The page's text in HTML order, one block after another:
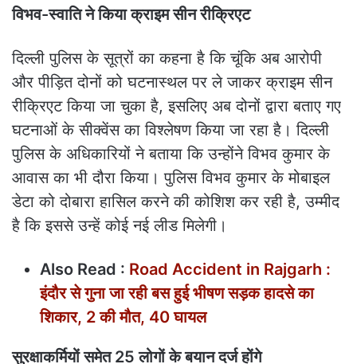
विभव-स्वाति ने किया क्राइम सीन रीक्रिएट
दिल्ली पुलिस के सूत्रों का कहना है कि चूंकि अब आरोपी
और पीड़ित दोनों को घटनास्थल पर ले जाकर क्राइम सीन
रीक्रिएट किया जा चुका है, इसलिए अब दोनों द्वारा बताए गए
घटनाओं के सीक्वेंस का विश्लेषण किया जा रहा है। दिल्ली
पुलिस के अधिकारियों ने बताया कि उन्होंने विभव कुमार के
आवास का भी दौरा किया। पुलिस विभव कुमार के मोबाइल
डेटा को दोबारा हासिल करने की कोशिश कर रही है, उम्मीद
है कि इससे उन्हें कोई नई लीड मिलेगी।
Also Read : Road Accident in Rajgarh :
इंदौर से गुना जा रही बस हुई भीषण सड़क हादसे का
शिकार, 2 की मौत, 40 घायल
सुरक्षाकर्मियों समेत 25 लोगों के बयान दर्ज होंगे